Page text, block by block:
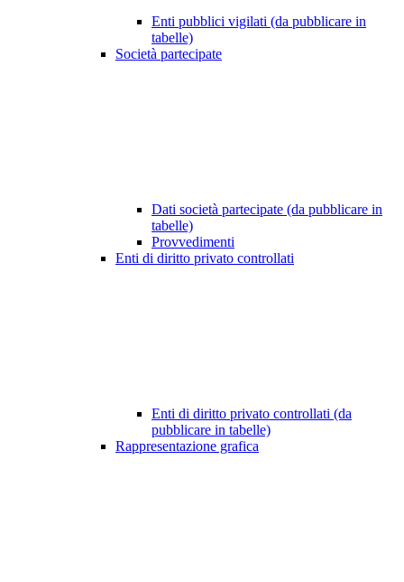
Enti pubblici vigilati (da pubblicare in
tabelle)
Società partecipate
Dati società partecipate (da pubblicare in
tabelle)
Provvedimenti
Enti di diritto privato controllati
Enti di diritto privato controllati (da
pubblicare in tabelle)
Rappresentazione grafica